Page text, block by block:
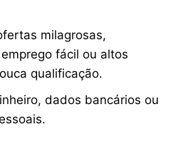
milagrosas,
fácil ou altos
qualificação.
dados bancários ou